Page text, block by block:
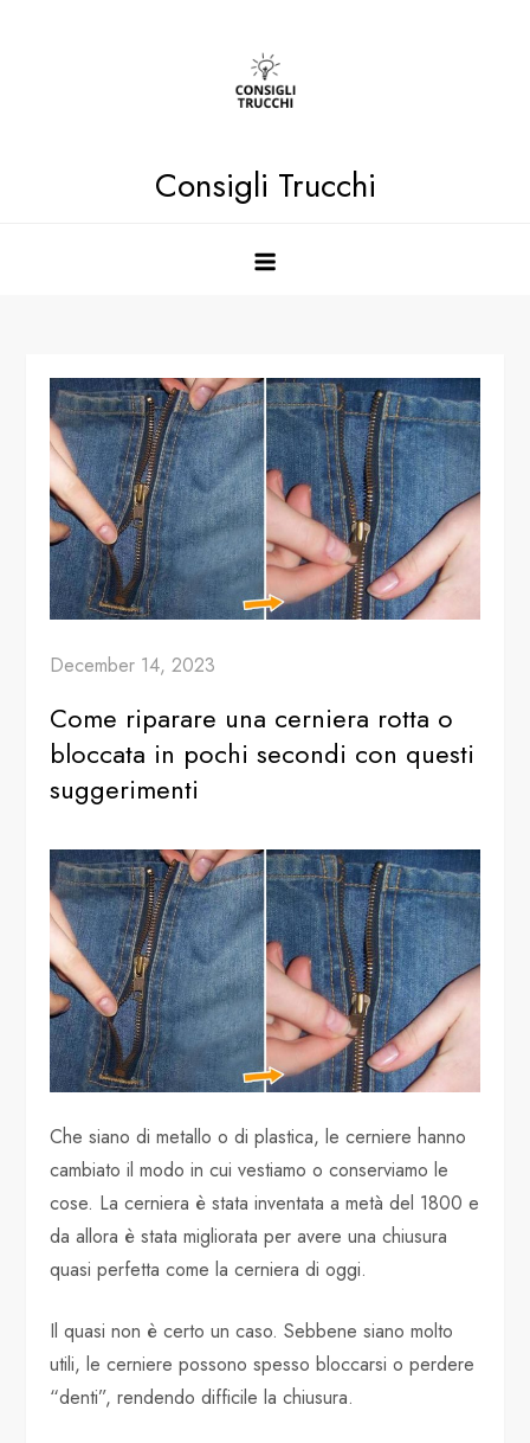
Consigli Trucchi
December 14, 2023
Come riparare una cerniera rotta o
bloccata in pochi secondi con questi
suggerimenti
Che siano di metallo o di plastica, le cerniere hanno
cambiato il modo in cui vestiamo o conserviamo le
cose. La cerniera è stata inventata a metà del 1800 e
da allora è stata migliorata per avere una chiusura
quasi perfetta come la cerniera di oggi.
Il quasi non è certo un caso. Sebbene siano molto
utili, le cerniere possono spesso bloccarsi o perdere
“denti”, rendendo difficile la chiusura.